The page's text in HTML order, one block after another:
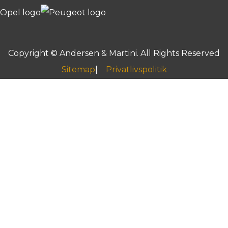
Copyright © Andersen & Martini. All Rights Reserved
Sitemap
Privatlivspolitik